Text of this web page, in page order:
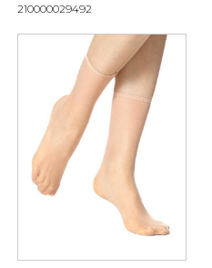
210000029492